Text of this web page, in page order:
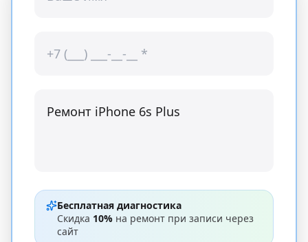
Бесплатная диагностика
Скидка 10% на ремонт при записи через
сайт